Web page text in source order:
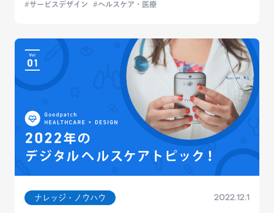
サービスデザイン ヘルスケア・医療
ナレッジ・ノウハウ 2022.12.1